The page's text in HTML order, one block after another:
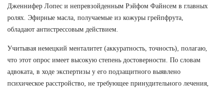
Дженнифер Лопес и непревзойденным Рэйфом Файнсем в главных
ролях. Эфирные масла, получаемые из кожуры грейпфрута,
обладают антистрессовым действием.
Учитывая немецкий менталитет (аккуратность, точность), полагаю,
что этот опрос имеет высокую степень достоверности. По словам
адвоката, в ходе экспертизы у его подзащитного выявлено
психическое расстройство, не требующее принудительного лечения,